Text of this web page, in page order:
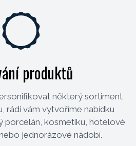
produktů
některý sortiment
rádi vám vytvoříme nabídku
porcelán, kosmetiku, hotelové
jednorázové nádobí.